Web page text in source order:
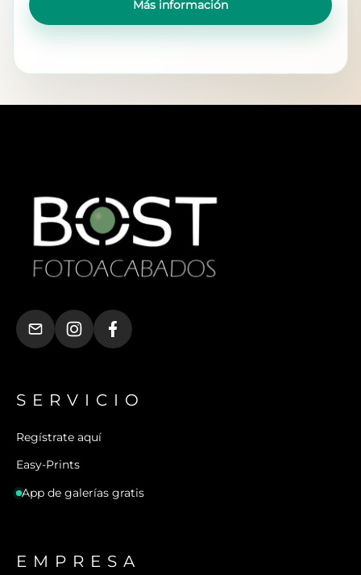
Más información
SERVICIO
Regístrate aquí
Easy-Prints
App de galerías gratis
EMPRESA